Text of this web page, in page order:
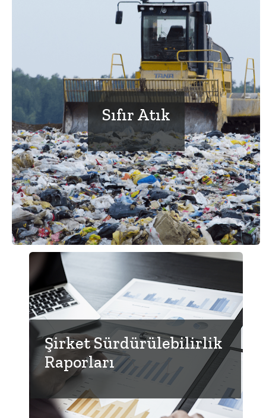
Sıfır Atık
Şirket Sürdürülebilirlik
Raporları